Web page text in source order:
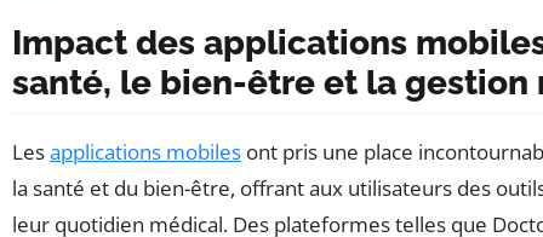
Impact des applications
santé, le bien-être et la gestion
Lesapplications mobiles ont pris une place
la santé et du bien-être, offrant aux utilisateurs des
leur quotidien médical. Des plateformes telles que